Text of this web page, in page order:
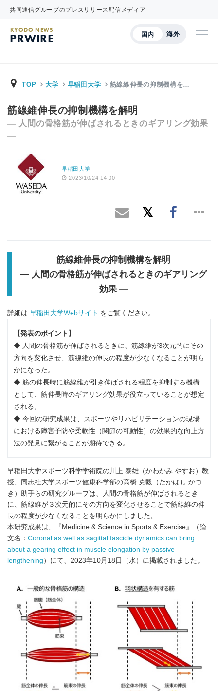
共同通信グループのプレスリリース配信メディア
国内 海外
KYODO NEWS
PRWIRE
TOP 大学 早稲田大学 筋線維伸長の抑制機構を…
筋線維伸長の抑制機構を解明
― 人間の骨格筋が伸ばされるときのギアリング効果
―
早稲田大学
2023/10/24 14:00
筋線維伸長の抑制機構を解明
― 人間の骨格筋が伸ばされるときのギアリング
効果 ―
詳細は 早稲田大学Webサイト をご覧ください。
【発表のポイント】
◆ 人間の骨格筋が伸ばされるときに、筋線維が3次元的にその
方向を変化させ、筋線維の伸長の程度が少なくなることが明ら
かになった。
◆ 筋の伸長時に筋線維が引き伸ばされる程度を抑制する機構
として、筋伸長時のギアリング効果が役立っていることが想定
される。
◆ 今回の研究成果は、スポーツやリハビリテーションの現場
における障害予防や柔軟性（関節の可動性）の効果的な向上方
法の発見に繋がることが期待できる。
早稲田大学スポーツ科学学術院の川上 泰雄（かわかみ やすお）教
授、同志社大学スポーツ健康科学部の高橋 克毅（たかはし かつ
き）助手らの研究グループは、人間の骨格筋が伸ばされるとき
に、筋線維が３次元的にその方向を変化させることで筋線維の伸
長の程度が少なくなることを明らかにしました。
本研究成果は、『Medicine & Science in Sports & Exercise』（論
文名： Coronal as well as sagittal fascicle dynamics can bring
about a gearing effect in muscle elongation by passive
lengthening ）にて、2023年10月18日（水）に掲載されました。